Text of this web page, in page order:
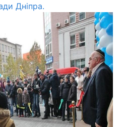
Лайт
Інциденти
Туризм
Погода
Статті
Дніпра.